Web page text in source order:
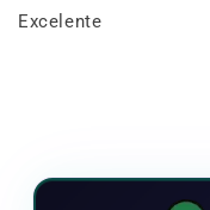
Excelente